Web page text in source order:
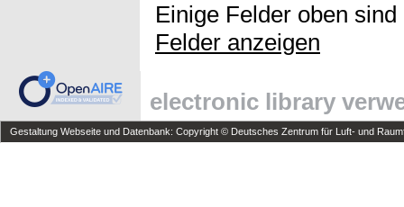
Einige Felder oben
Felder anzeigen
electronic library
Gestaltung Webseite und Datenbank: Copyright © Deutsches Zentrum für Luft- und